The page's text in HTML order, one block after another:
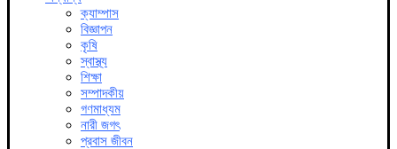
ক্যাম্পাস
বিজ্ঞাপন
কৃষি
স্বাস্থ্য
শিক্ষা
সম্পাদকীয়
গণমাধ্যম
নারী জগৎ
প্রবাস জীবন